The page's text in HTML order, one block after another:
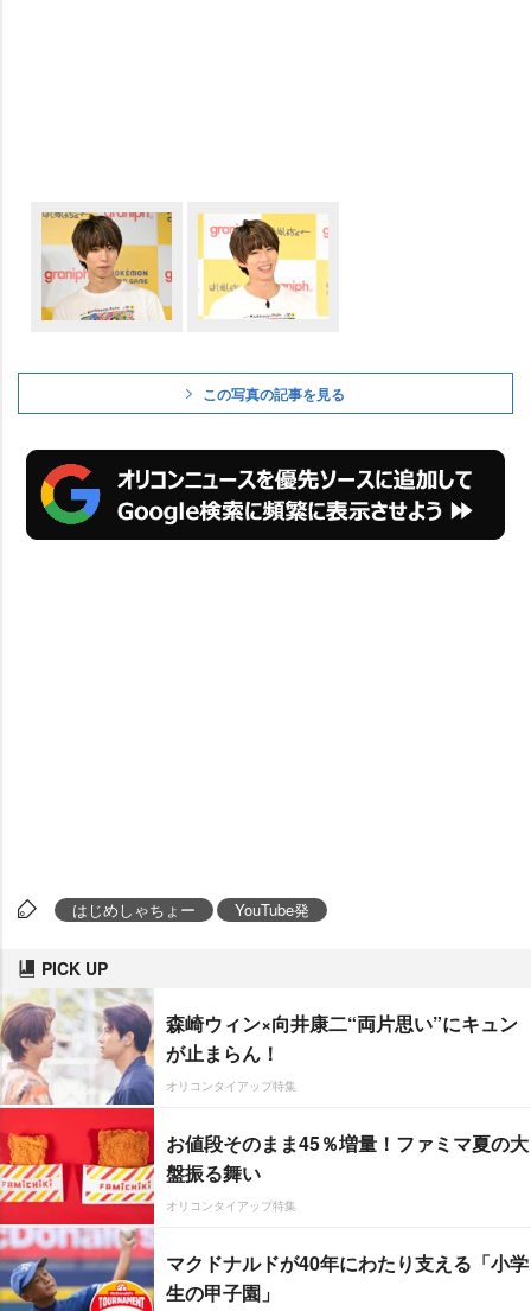
この写真の記事を見る
はじめしゃちょー YouTube発
PICK UP
森崎ウィン×向井康二“両片思い”にキュン
が止まらん！
オリコンタイアップ特集
お値段そのまま45％増量！ファミマ夏の大
盤振る舞い
オリコンタイアップ特集
マクドナルドが40年にわたり支える「小学
生の甲子園」